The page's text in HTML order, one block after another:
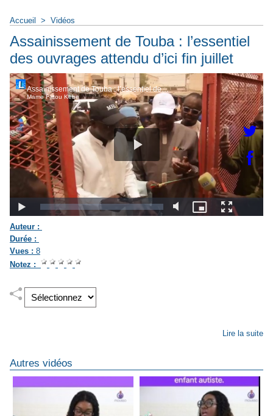
Accueil > Vidéos
Assainissement de Touba : l’essentiel
des ouvrages attendu d’ici fin juillet
Auteur :
Durée :
Vues : 8
Notez :
Lire la suite
Autres vidéos